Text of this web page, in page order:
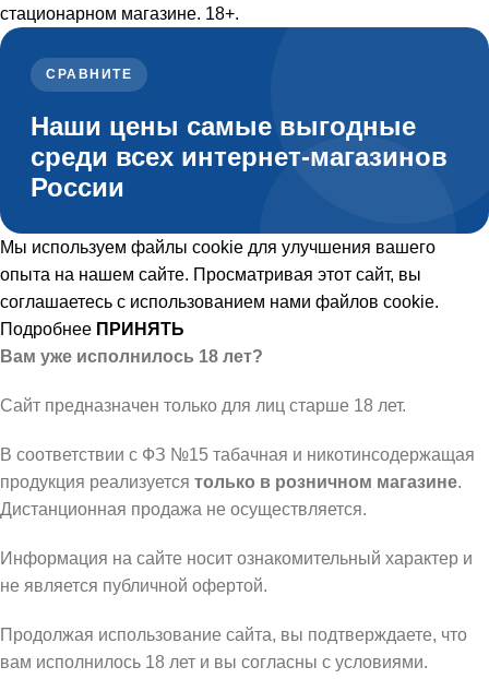
стационарном магазине. 18+.
СРАВНИТЕ
Наши цены самые выгодные
среди всех интернет-магазинов
России
Мы используем файлы cookie для улучшения вашего
опыта на нашем сайте. Просматривая этот сайт, вы
соглашаетесь с использованием нами файлов cookie.
Подробнее ПРИНЯТЬ
Вам уже исполнилось 18 лет?
Сайт предназначен только для лиц старше 18 лет.
В соответствии с ФЗ №15 табачная и никотинсодержащая
продукция реализуется только в розничном магазине.
Дистанционная продажа не осуществляется.
Информация на сайте носит ознакомительный характер и
не является публичной офертой.
Продолжая использование сайта, вы подтверждаете, что
вам исполнилось 18 лет и вы согласны с условиями.